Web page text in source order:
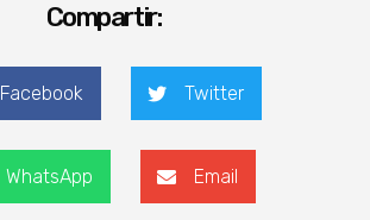
Compartir:
Facebook Twitter
WhatsApp Email